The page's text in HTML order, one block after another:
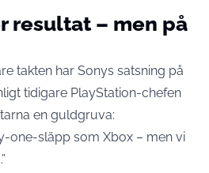
resultat – men på
takten har Sonys satsning på
tidigare PlayStation-chefen
en guldgruva:
one-släpp som Xbox – men vi